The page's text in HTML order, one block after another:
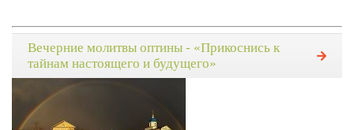
Вечерние молитвы оптины - «Прикоснись к
тайнам настоящего и будущего»